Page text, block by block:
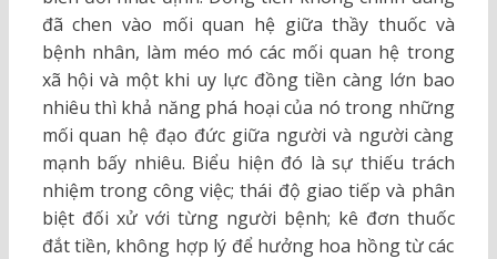
đã chen vào mối quan hệ giữa thầy thuốc và
bệnh nhân, làm méo mó các mối quan hệ trong
xã hội và một khi uy lực đồng tiền càng lớn bao
nhiêu thì khả năng phá hoại của nó trong những
mối quan hệ đạo đức giữa người và người càng
mạnh bấy nhiêu. Biểu hiện đó là sự thiếu trách
nhiệm trong công việc; thái độ giao tiếp và phân
biệt đối xử với từng người bệnh; kê đơn thuốc
đắt tiền, không hợp lý để hưởng hoa hồng từ các